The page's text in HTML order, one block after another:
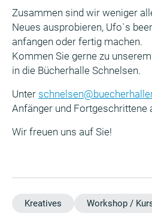
Zusammen sind wir weniger
Neues ausprobieren, Ufo`s
anfangen oder fertig machen.
Kommen Sie gerne zu
in die Bücherhalle Schnelsen.
Unter
Anfänger und Fortgeschrittene
Wir freuen uns auf Sie!
Kreatives Workshop /